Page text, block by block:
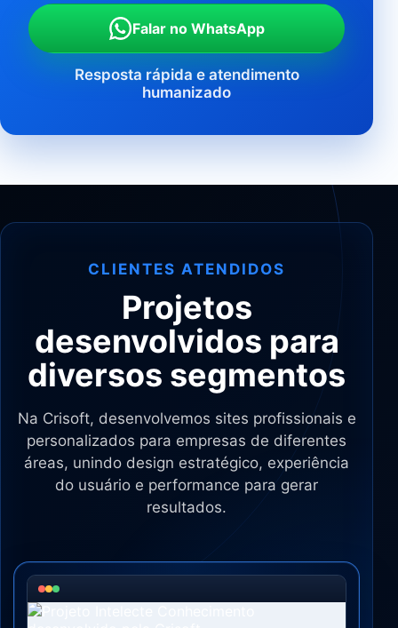
Falar no WhatsApp
Resposta rápida e atendimento
humanizado
CLIENTES ATENDIDOS
Projetos
desenvolvidos para
diversos segmentos
Na Crisoft, desenvolvemos sites profissionais e
personalizados para empresas de diferentes
áreas, unindo design estratégico, experiência
do usuário e performance para gerar
resultados.